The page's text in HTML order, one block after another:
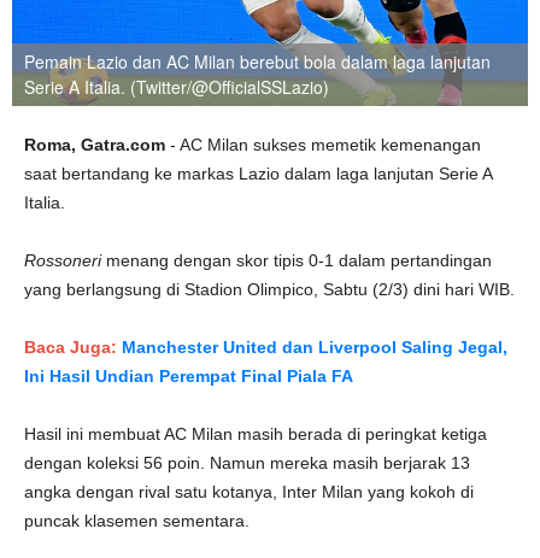
Pemain Lazio dan AC Milan berebut bola dalam laga lanjutan
Serie A Italia. (Twitter/@OfficialSSLazio)
Roma, Gatra.com - AC Milan sukses memetik kemenangan
saat bertandang ke markas Lazio dalam laga lanjutan Serie A
Italia.
Rossonerimenang dengan skor tipis 0-1 dalam pertandingan
yang berlangsung di Stadion Olimpico, Sabtu (2/3) dini hari WIB.
Baca Juga: Manchester United dan Liverpool Saling Jegal,
Ini Hasil Undian Perempat Final Piala FA
Hasil ini membuat AC Milan masih berada di peringkat ketiga
dengan koleksi 56 poin. Namun mereka masih berjarak 13
angka dengan rival satu kotanya, Inter Milan yang kokoh di
puncak klasemen sementara.